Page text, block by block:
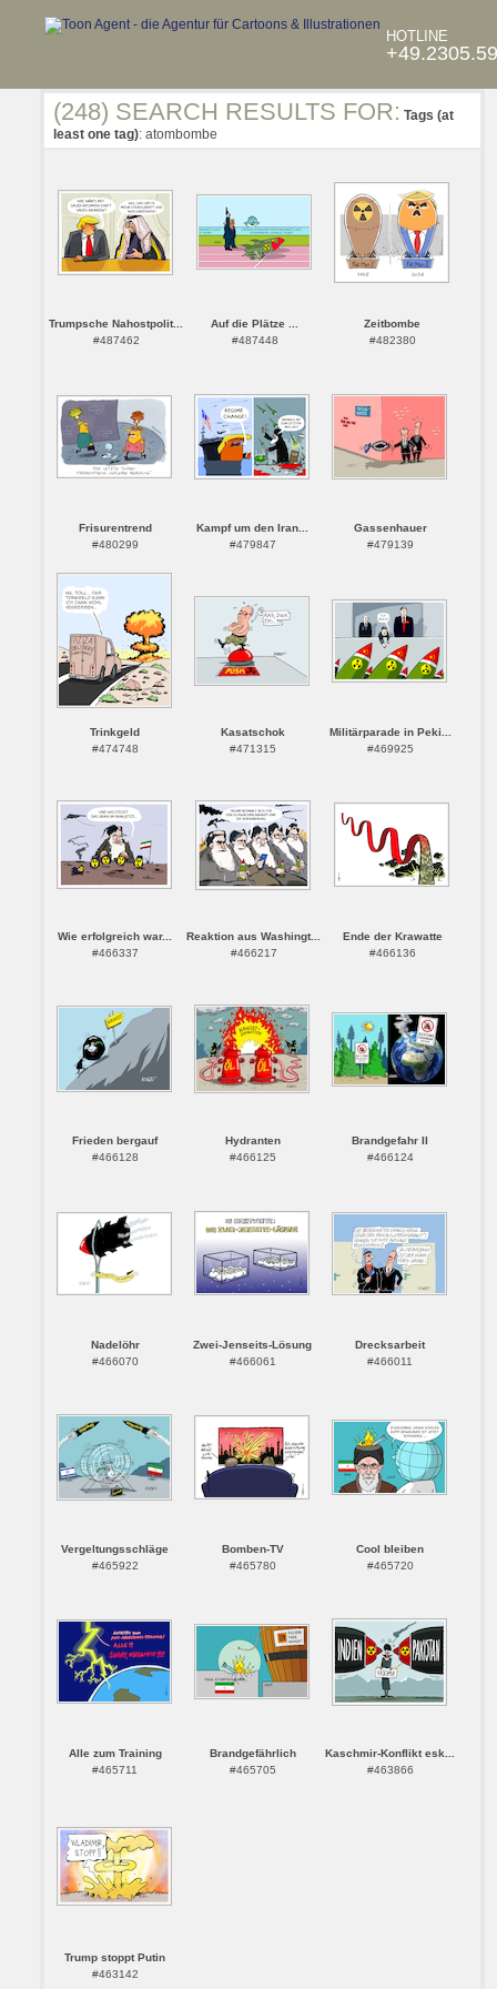
HOTLINE
(248) SEARCH RESULTS FOR: Tags (at
least one tag): atombombe
Trumpsche Nahostpolit...
#487462
Auf die Plätze ...
#487448
Zeitbombe
#482380
Frisurentrend
#480299
Kampf um den Iran...
#479847
Gassenhauer
#479139
Trinkgeld
#474748
Kasatschok
#471315
Militärparade in Peki...
#469925
Wie erfolgreich war...
#466337
Reaktion aus Washingt...
#466217
Ende der Krawatte
#466136
Frieden bergauf
#466128
Hydranten
#466125
Brandgefahr II
#466124
Nadelöhr
#466070
Zwei-Jenseits-Lösung
#466061
Drecksarbeit
#466011
Vergeltungsschläge
#465922
Bomben-TV
#465780
Cool bleiben
#465720
Alle zum Training
#465711
Brandgefährlich
#465705
Kaschmir-Konflikt esk...
#463866
Trump stoppt Putin
#463142